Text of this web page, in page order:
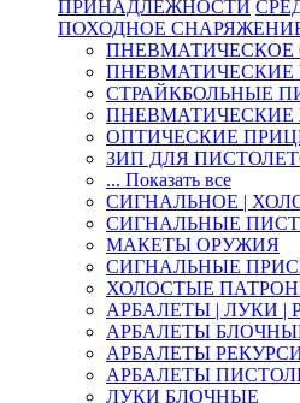
ПРИНАДЛЕЖНОСТИ
ПОХОДНОЕ
ПНЕВМАТИЧЕСКОЕ
ПНЕВМАТИЧЕСКИЕ
СТРАЙКБОЛЬНЫЕ
ПНЕВМАТИЧЕСКИЕ
ОПТИЧЕСКИЕ
ЗИП ДЛЯ
... Показать все
СИГНАЛЬНОЕ |
СИГНАЛЬНЫЕ
МАКЕТЫ ОРУЖИЯ
СИГНАЛЬНЫЕ
ХОЛОСТЫЕ
АРБАЛЕТЫ | ЛУКИ |
АРБАЛЕТЫ
АРБАЛЕТЫ
АРБАЛЕТЫ
ЛУКИ БЛОЧНЫЕ